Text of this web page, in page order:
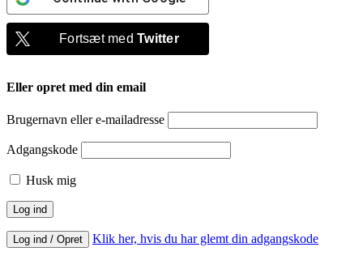
Fortsæt medTwitter
Eller opret med din email
Brugernavn eller e-mailadresse
Adgangskode
Husk mig
Log ind / Opret Klik her, hvis du har glemt din adgangskode